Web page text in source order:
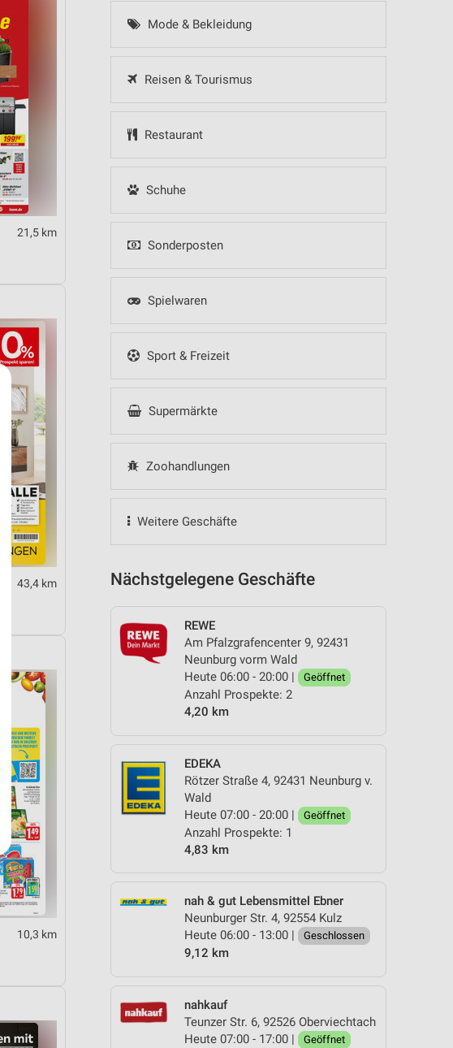
Mode & Bekleidung
Reisen & Tourismus
Restaurant
Schuhe
Sonderposten
Spielwaren
Sport & Freizeit
Supermärkte
Zoohandlungen
Weitere Geschäfte
Nächstgelegene Geschäfte
REWE
Am Pfalzgrafencenter 9, 92431
Neunburg vorm Wald
Heute 06:00 - 20:00 |
Geöffnet
Anzahl Prospekte: 2
4,20 km
EDEKA
Rötzer Straße 4, 92431 Neunburg v.
Wald
Heute 07:00 - 20:00 |
Geöffnet
Anzahl Prospekte: 1
4,83 km
nah & gut Lebensmittel Ebner
Neunburger Str. 4, 92554 Kulz
Heute 06:00 - 13:00 |
Geschlossen
9,12 km
nahkauf
Teunzer Str. 6, 92526 Oberviechtach
Heute 07:00 - 17:00 |
Geöffnet
21,5 km
43,4 km
10,3 km